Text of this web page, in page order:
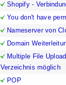
Shopify -
You don't have
Nameserver von
Domain
Multiple File
Verzeichnis möglich
POP